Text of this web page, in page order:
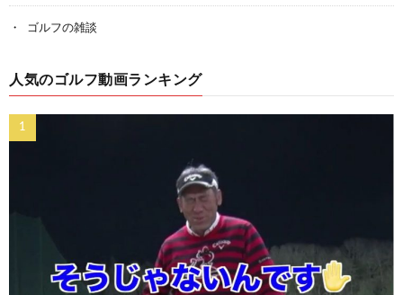
ゴルフの雑談
人気のゴルフ動画ランキング